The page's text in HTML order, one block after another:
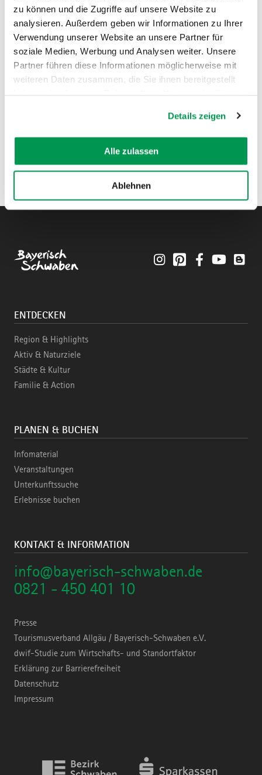
zu können und die Zugriffe auf unsere Website zu
analysieren. Außerdem geben wir Informationen zu Ihrer
Verwendung unserer Website an unsere Partner für
soziale Medien, Werbung und Analysen weiter. Unsere
Partner führen diese Informationen möglicherweise mit
weiteren Daten zusammen, die Sie ihnen bereitgestellt
Details zeigen
Alle zulassen
Ablehnen
AUF DER KARTE ANZEIGEN
InstagramPinterestFacebookYouTube
ENTDECKEN
Region & Highlights
Aktiv & Naturziele
Städte & Kultur
Familie & Action
PLANEN & BUCHEN
Infomaterial
Veranstaltungen
Unterkunftssuche
Erlebnisse buchen
KONTAKT & INFORMATION
info@bayerisch-schwaben.de
0821 - 450 401 10
Presse
Tourismusverband Allgäu / Bayerisch-Schwaben e.V.
dwif-Studie zum Wirtschafts- und Standortfaktor
Erklärung zur Barrierefreiheit
Datenschutz
Impressum